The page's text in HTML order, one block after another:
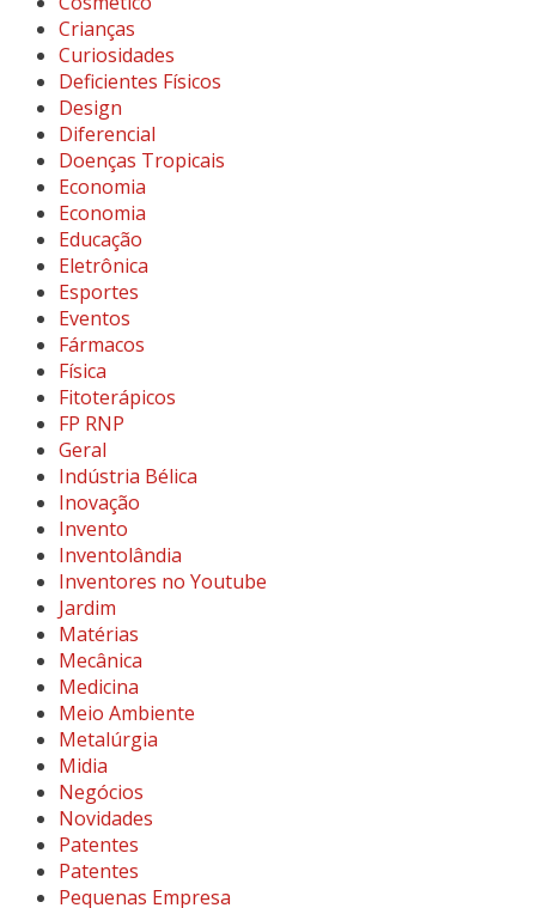
Crianças
Curiosidades
Deficientes Físicos
Design
Diferencial
Doenças Tropicais
Economia
Economia
Educação
Eletrônica
Esportes
Eventos
Fármacos
Física
Fitoterápicos
FP RNP
Geral
Indústria Bélica
Inovação
Invento
Inventolândia
Inventores no Youtube
Jardim
Matérias
Mecânica
Medicina
Meio Ambiente
Metalúrgia
Midia
Negócios
Novidades
Patentes
Patentes
Pequenas Empresa